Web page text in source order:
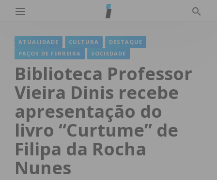
ATUALIDADE CULTURA
DESTAQUE
PAÇOS DE FERREIRA
SOCIEDADE
Biblioteca Professor
Vieira Dinis recebe
apresentação do
livro “Curtume” de
Filipa da Rocha
Nunes